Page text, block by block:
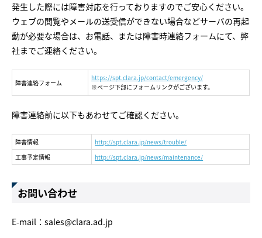
発生した際には障害対応を行っておりますのでご安心ください。
ウェブの閲覧やメールの送受信ができない場合などサーバの再起
動が必要な場合は、お電話、または障害時連絡フォームにて、弊
社までご連絡ください。
障害連絡フォーム
https://spt.clara.jp/contact/emergency/
※ページ下部にフォームリンクがございます。
障害連絡前に以下もあわせてご確認ください。
障害情報
http://spt.clara.jp/news/trouble/
工事予定情報
http://spt.clara.jp/news/maintenance/
お問い合わせ
E-mail：sales@clara.ad.jp